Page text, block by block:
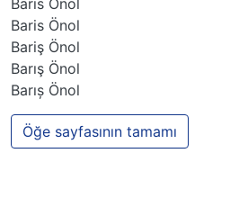
Baris Önol
Bariş Önol
Barış Önol
Barıș Önol
Öğe sayfasının tamamı